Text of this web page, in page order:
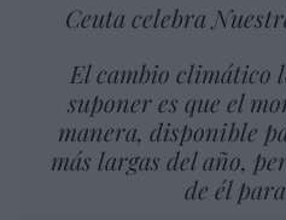
Ceuta celebra
El cambio climático
suponer es que el
manera, disponible
más largas del año,
de él